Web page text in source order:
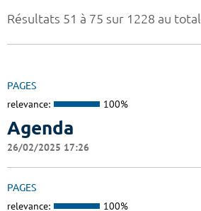
Résultats 51 à 75 sur 1228 au total
PAGES
relevance: 100%
Agenda
26/02/2025 17:26
PAGES
relevance: 100%